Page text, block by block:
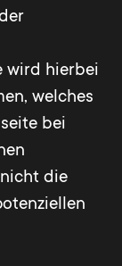
wird hierbei
welches
bei
die